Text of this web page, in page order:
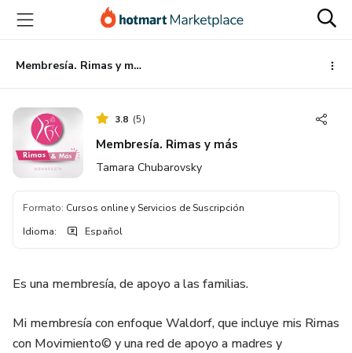
principal
página
de
página
Membresía. Rimas y más
3.8 (5)
Membresía. Rimas y más
Tamara Chubarovsky
Formato: Cursos online y Servicios de Suscripción
Idioma: Español
Es una membresía, de apoyo a las familias.
Mi membresía con enfoque Waldorf, que incluye mis Rimas
con Movimiento© y una red de apoyo a madres y